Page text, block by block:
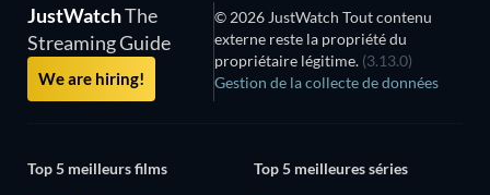
JustWatchThe
Streaming Guide
We are hiring!
© 2026 JustWatch Tout contenu
externe reste la propriété du
propriétaire légitime. (3.13.0)
Gestion de la collecte de données
Top 5 meilleurs films
Top 5 meilleures séries